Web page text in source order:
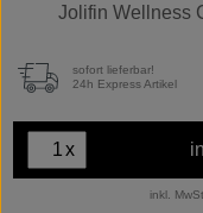
Jolifin Wellness
sofort lieferbar!
24h Express Artikel
x
inkl.